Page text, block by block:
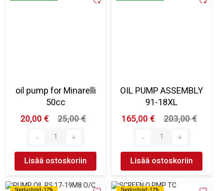
oil pump for Minarelli
50cc
20,00 €
25,00 €
Lisää ostoskoriin
OIL PUMP ASSEMBLY
91-18XL
165,00 €
203,00 €
Lisää ostoskoriin